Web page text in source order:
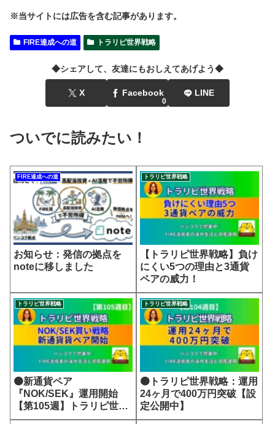
※当サイトには広告を含む記事があります。
FIRE達成への道 トラリピ世界戦略
◆シェアして、友達にもおしえてあげよう◆
X Facebook
0
LINE
ついでに読みたい！
FIRE達成への道
お知らせ：発信の拠点を
noteに移しました
トラリピ世界戦略
【トラリピ世界戦略】負け
にくい5つの理由と3通貨
ペアの威力！
トラリピ世界戦略
🟠新通貨ペア
『NOK/SEK』運用開始
【第105週】トラリピ世界
戦略
トラリピ世界戦略
🟠トラリピ世界戦略：運用
24ヶ月で400万円突破【設
定公開中】